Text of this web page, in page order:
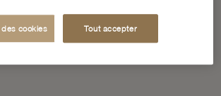
des cookies Tout accepter